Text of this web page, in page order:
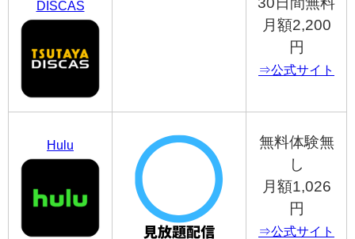
DISCAS
30日間無料
月額2,200
円
⇒公式サイト
Hulu
無料体験無
し
月額1,026
円
⇒公式サイト